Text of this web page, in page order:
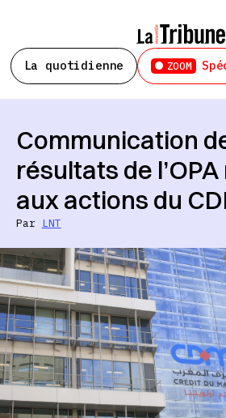
La quotidienne ZOOM
Communication
résultats de
aux actions du
Par LNT